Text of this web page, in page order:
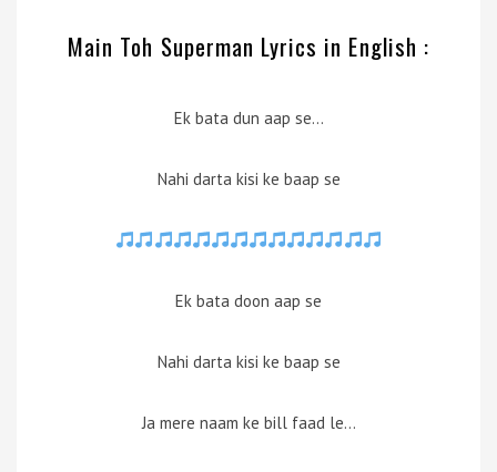
Main Toh Superman Lyrics in English :
Ek bata dun aap se…
Nahi darta kisi ke baap se
Ek bata doon aap se
Nahi darta kisi ke baap se
Ja mere naam ke bill faad le…